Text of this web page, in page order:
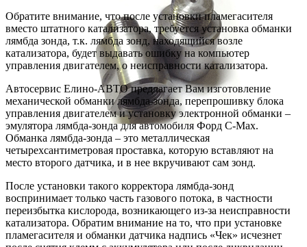
Обратите внимание, что после установки пламегасителя
вместо штатного катализатора, требуется установка обманки
лямбда зонда, т.к. лямбда зонд, находящийся возле
катализатора, будет выдавать ошибку на компьютер
управления двигателем, о неисправности катализатора.
Автосервис Елино-АВТО предлагает Вам изготовление
механической обманки лямбда-зонда, перепрошивку блока
управления двигателем и установку электронной обманки –
эмулятора лямбда-зонда для автомобиля Форд C-Max.
Обманка лямбда-зонда – это металлическая
четырехсантиметровая проставка, которую вставляют на
место второго датчика, и в нее вкручивают сам зонд.
После установки такого корректора лямбда-зонд
воспринимает только часть газового потока, в частности
переизбытка кислорода, возникающего из-за неисправности
катализатора. Обратим внимание на то, что при установке
пламегасителя и обманки датчика надпись «Чек» исчезнет